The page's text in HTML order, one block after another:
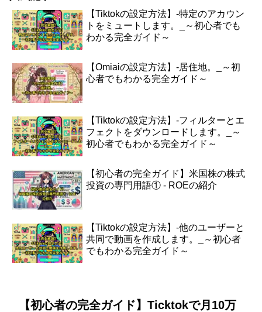
【Tiktokの設定方法】-特定のアカウン
トをミュートします。_～初心者でも
わかる完全ガイド～
【Omiaiの設定方法】-居住地。_～初
心者でもわかる完全ガイド～
【Tiktokの設定方法】-フィルターとエ
フェクトをダウンロードします。_～
初心者でもわかる完全ガイド～
【初心者の完全ガイド】米国株の株式
投資の専門用語① - ROEの紹介
【Tiktokの設定方法】-他のユーザーと
共同で動画を作成します。_～初心者
でもわかる完全ガイド～
【初心者の完全ガイド】Ticktokで月10万